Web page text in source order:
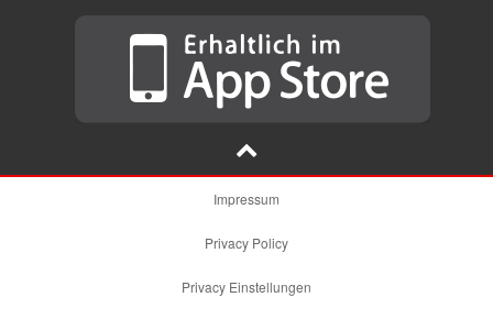
Impressum
Privacy Policy
Privacy Einstellungen